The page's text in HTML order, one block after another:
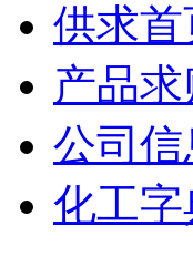
供求首
产品求
公司信
化工字